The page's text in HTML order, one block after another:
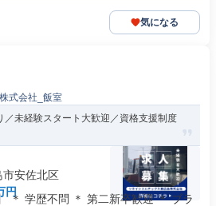
気になる
式会社_飯室
／未経験スタート大歓迎／資格支援制度
安佐北区
円
＊ 学歴不問 ＊ 第二新卒歓迎 ＊ ブラ